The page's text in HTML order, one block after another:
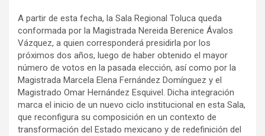
A partir de esta fecha, la Sala Regional Toluca queda
conformada por la Magistrada Nereida Berenice Ávalos
Vázquez, a quien corresponderá presidirla por los
próximos dos años, luego de haber obtenido el mayor
número de votos en la pasada elección, así como por la
Magistrada Marcela Elena Fernández Domínguez y el
Magistrado Omar Hernández Esquivel. Dicha integración
marca el inicio de un nuevo ciclo institucional en esta Sala,
que reconfigura su composición en un contexto de
transformación del Estado mexicano y de redefinición del